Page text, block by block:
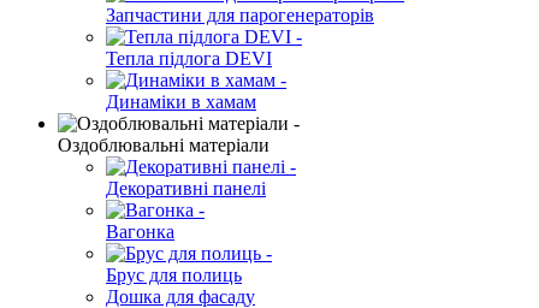
Запчастини для парогенераторів
Тепла підлога DEVI
Динаміки в хамам
Оздоблювальні матеріали
Декоративні панелі
Вагонка
Брус для полиць
Дошка для фасаду